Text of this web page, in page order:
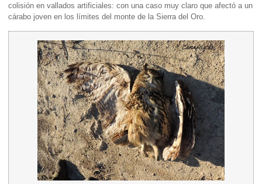
colisión en vallados artificiales: con una caso muy claro que afectó a un
cárabo joven en los límites del monte de la Sierra del Oro.